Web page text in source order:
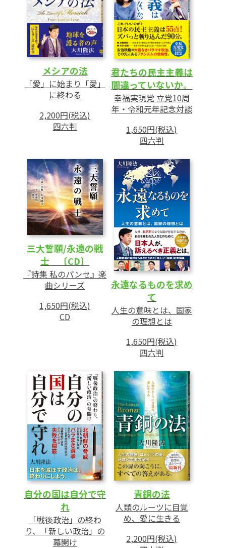
6 「生存権」に関する問題
7 「財産権」に関する問題
8 「努力する者が報われる社会」をつくるべ
き
第3章 「幸福実現党」についての質疑応答
1 幸福実現党の魅力とは
2 税金問題について
3 医療問題について
4 政治とお金の問題について
6 幸福実現党を支援すると、どうなるのか
7 経済対策について
メシアの法
「愛」に始まり「愛」
に終わる
2,200円(税込)
四六判
君たちの民主主義は
間違っていないか。
幸福実現党 立党10周
年・令和元年記念対談
1,650円(税込)
四六判
三大誓願/永遠の戦
士 〔CD〕
『詩集 私のパンセ』楽
曲シリーズ
1,650円(税込)
CD
永遠なるものを求め
て
人生の意味とは、国家
の理想とは
1,650円(税込)
四六判
自分の国は自分で守
れ
「戦後政治」の終わ
り、「新しい政治」の
幕開け
青銅の法
人類のルーツに目覚
め、愛に生きる
2,200円(税込)